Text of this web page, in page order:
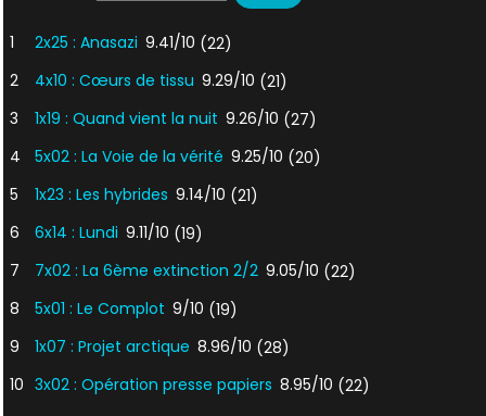
1 2x25 : Anasazi 9.41/10 (22)
2
4x10 : Cœurs de tissu 9.29/10 (21)
3
1x19 : Quand vient la nuit 9.26/10 (27)
4
5x02 : La Voie de la vérité 9.25/10 (20)
5
1x23 : Les hybrides 9.14/10 (21)
6
6x14 : Lundi 9.11/10 (19)
7
7x02 : La 6ème extinction 2/2 9.05/10 (22)
8
5x01 : Le Complot 9/10 (19)
9
1x07 : Projet arctique 8.96/10 (28)
10 3x02 : Opération presse papiers 8.95/10 (22)